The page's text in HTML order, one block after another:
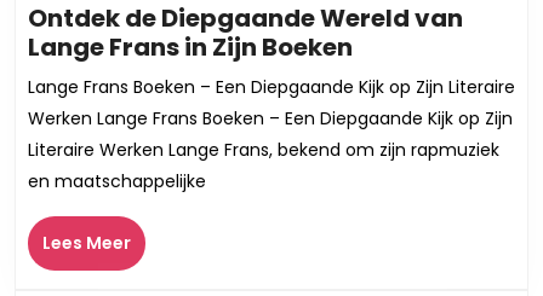
Ontdek de Diepgaande Wereld van
Lange Frans in Zijn Boeken
de
Diepgaande
Wereld
van
Lange Frans Boeken – Een Diepgaande Kijk op Zijn Literaire
Werken Lange Frans Boeken – Een Diepgaande Kijk op Zijn
Literaire Werken Lange Frans, bekend om zijn rapmuziek
en maatschappelijke
Lees MeerLees
Meer